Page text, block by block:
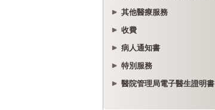
其他醫療服務
收費
病人通知書
特別服務
醫院管理局電子醫生證明書